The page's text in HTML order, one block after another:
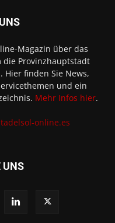
Magazin über das
Provinzhauptstadt
Hier finden Sie News,
und ein
Mehr Infos hier.
online.es
UNS